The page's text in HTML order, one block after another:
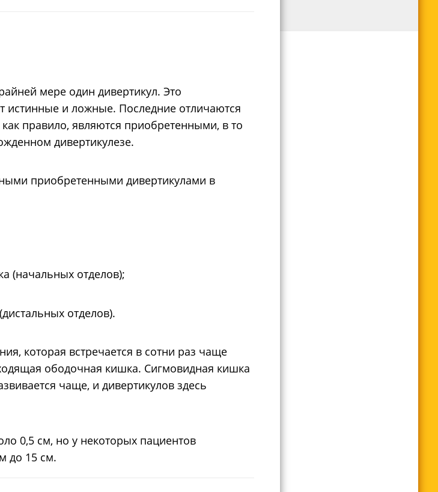
мере один дивертикул. Это
истинные и ложные. Последние отличаются
правило, являются приобретенными, в то
дивертикулезе.
приобретенными дивертикулами в
(начальных отделов);
отделов).
которая встречается в сотни раз чаще
ободочная кишка. Сигмовидная кишка
чаще, и дивертикулов здесь
0,5 см, но у некоторых пациентов
до 15 см.